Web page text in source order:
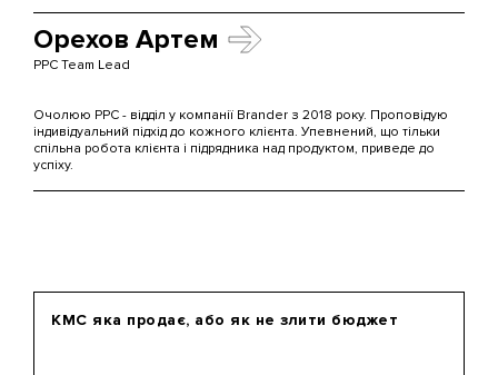
Орехов Артем
PPC Team Lead
Очолюю PPC - відділ у компанії Brander з 2018 року. Проповідую
індивідуальний підхід до кожного клієнта. Упевнений, що тільки
спільна робота клієнта і підрядника над продуктом, приведе до
успіху.
КМС яка продає, або як не злити бюджет